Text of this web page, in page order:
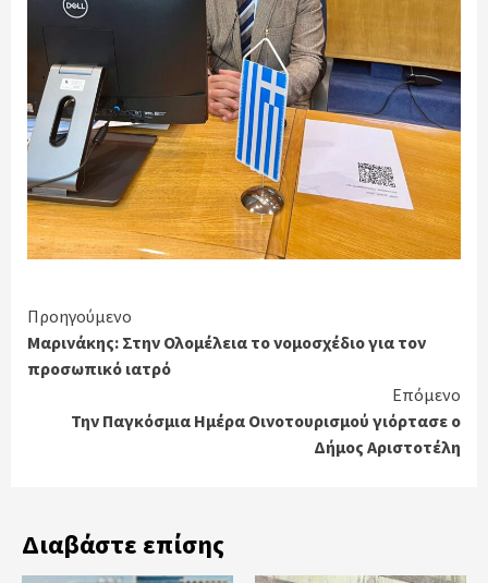
Continue
Reading
Προηγούμενο
Μαρινάκης: Στην Ολομέλεια το νομοσχέδιο για τον
προσωπικό ιατρό
Επόμενο
Την Παγκόσμια Ημέρα Οινοτουρισμού γιόρτασε ο
Δήμος Αριστοτέλη
Διαβάστε επίσης